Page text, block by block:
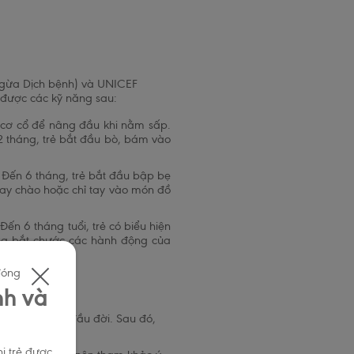
Dịch bệnh) và UNICEF
các kỹ năng sau:
cổ để nâng đầu khi nằm sấp.
tháng, trẻ bắt đầu bò, bám vào
6 tháng, trẻ bắt đầu bập bẹ
chào hoặc chỉ tay vào món đồ
6 tháng tuổi, trẻ có biểu hiện
bắt chước các hành động của
6 tháng đầu đời. Sau đó,
và